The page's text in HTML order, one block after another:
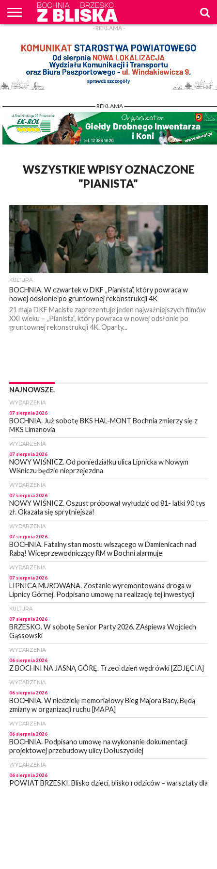
WPROST
REKLAM
- REKLAMA -
- REKLAMA -
WSZYSTKIE WPISY OZNACZONE
"PIANISTA"
KULTURA
BOCHNIA. W czwartek w DKF „Pianista”, który powraca w
nowej odsłonie po gruntownej rekonstrukcji 4K
21 maja DKF Maciste zaprezentuje jeden najważniejszych filmów
XXI wieku – „Pianista”, który powraca w nowej odsłonie po
gruntownej rekonstrukcji 4K. Oparty...
NAJNOWSZE.
WYDARZENIA
07 sierpnia 2026
BOCHNIA. Już sobotę BKS HAL-MONT Bochnia zmierzy się z
MKS Limanovia
WYDARZENIA
07 sierpnia 2026
NOWY WIŚNICZ. Od poniedziałku ulica Lipnicka w Nowym
Wiśniczu będzie nieprzejezdna
WYDARZENIA
07 sierpnia 2026
NOWY WIŚNICZ. Oszust próbował wyłudzić od 81- latki 90 tys
zł. Okazała się sprytniejsza!
WYDARZENIA
07 sierpnia 2026
BOCHNIA. Fatalny stan mostu wiszącego w Damienicach nad
Rabą! Wiceprzewodniczący RM w Bochni alarmuje
WYDARZENIA
07 sierpnia 2026
LIPNICA MUROWANA. Zostanie wyremontowana droga w
Lipnicy Górnej. Podpisano umowę na realizację tej inwestycji
KULTURA
07 sierpnia 2026
BRZESKO. W sobotę Senior Party 2026. ZAśpiewa Wojciech
Gąssowski
WYDARZENIA
06 sierpnia 2026
Z BOCHNI NA JASNĄ GÓRĘ. Trzeci dzień wędrówki [ZDJĘCIA]
WYDARZENIA
06 sierpnia 2026
BOCHNIA. W niedzielę memoriałowy Bieg Majora Bacy. Będą
zmiany w organizacji ruchu [MAPA]
WYDARZENIA
06 sierpnia 2026
BOCHNIA. Podpisano umowę na wykonanie dokumentacji
projektowej przebudowy ulicy Dołuszyckiej
WYDARZENIA
06 sierpnia 2026
POWIAT BRZESKI. Blisko dzieci, blisko rodziców – warsztaty dla